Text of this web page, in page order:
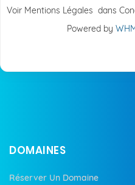
Voir Mentions Légales dans
Powered by
DOMAINES
Réserver Un Domaine